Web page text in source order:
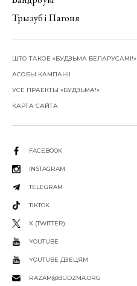
Трызуб і Пагоня
ШТО ТАКОЕ «БУДЗЬМА БЕЛАРУСАМІ!»
АСОБЫ КАМПАНІІ
УСЕ ПРАЕКТЫ «БУДЗЬМА!»
КАРТА САЙТА
FACEBOOK
INSTAGRAM
TELEGRAM
TIKTOK
X (TWITTER)
YOUTUBE
YOUTUBE ДЗЕЦЯМ
RAZAM@BUDZMA.ORG